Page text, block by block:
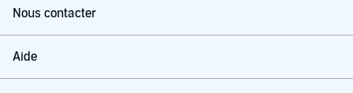
Nous contacter
Aide